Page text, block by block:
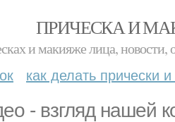
ПРИЧЕСКА И
и макияже лица, новости,
как делать прически
- взгляд нашей